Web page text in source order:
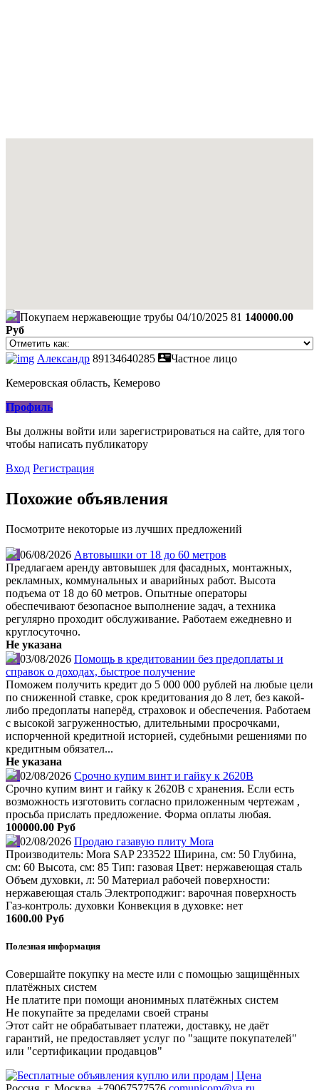
Покупаем нержавеющие трубы 04/10/2025 81 140000.00
Руб
Александр 89134640285
Частное лицо
Кемеровская область, Кемерово
Профиль
Вы должны войти или зарегистрироваться на сайте, для того
чтобы написать публикатору
Вход Регистрация
Похожие объявления
Посмотрите некоторые из лучших предложений
06/08/2026 Автовышки от 18 до 60 метров
Предлагаем аренду автовышек для фасадных, монтажных,
рекламных, коммунальных и аварийных работ. Высота
подъема от 18 до 60 метров. Опытные операторы
обеспечивают безопасное выполнение задач, а техника
регулярно проходит обслуживание. Работаем ежедневно и
круглосуточно.
Не указана
03/08/2026 Помощь в кредитовании без предоплаты и
справок о доходах, быстрое получение
Поможем получить кредит до 5 000 000 рублей на любые цели
по сниженной ставке, срок кредитования до 8 лет, без какой-
либо предоплаты наперёд, страховок и обеспечения. Работаем
с высокой загруженностью, длительными просрочками,
испорченной кредитной историей, судебными решениями по
кредитным обязател...
Не указана
02/08/2026 Срочно купим винт и гайку к 2620В
Срочно купим винт и гайку к 2620В с хранения. Если есть
возможность изготовить согласно приложенным чертежам ,
просьба прислать предложение. Форма оплаты любая.
100000.00 Руб
02/08/2026 Продаю газавую плиту Mora
Производитель: Mora SAP 233522 Ширина, см: 50 Глубина,
см: 60 Высота, см: 85 Тип: газовая Цвет: нержавеющая сталь
Объем духовки, л: 50 Материал рабочей поверхности:
нержавеющая сталь Электроподжиг: варочная поверхность
Газ-контроль: духовки Конвекция в духовке: нет
1600.00 Руб
Полезная информация
Совершайте покупку на месте или с помощью защищённых
платёжных систем
Не платите при помощи анонимных платёжных систем
Не покупайте за пределами своей страны
Этот сайт не обрабатывает платежи, доставку, не даёт
гарантий, не предоставляет услуг по "защите покупателей"
или "сертификации продавцов"